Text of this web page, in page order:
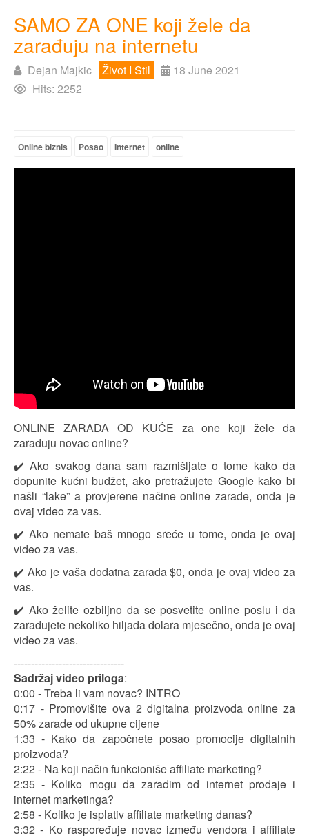
SAMO ZA ONE koji žele da
zarađuju na internetu
Dejan Majkic Život I Stil
18 June 2021
Hits: 2252
Online biznis Posao Internet online
ONLINE ZARADA OD KUĆE za one koji žele da
zarađuju novac online?
✔️ Ako svakog dana sam razmišljate o tome kako da
dopunite kućni budžet, ako pretražujete Google kako bi
našli “lake” a provjerene načine online zarade, onda je
ovaj video za vas.
✔️ Ako nemate baš mnogo sreće u tome, onda je ovaj
video za vas.
✔️ Ako je vaša dodatna zarada $0, onda je ovaj video za
vas.
✔️ Ako želite ozbiljno da se posvetite online poslu i da
zarađujete nekoliko hiljada dolara mjesečno, onda je ovaj
video za vas.
--------------------------------
Sadržaj video priloga:
0:00 - Treba li vam novac? INTRO
0:17 - Promovišite ova 2 digitalna proizvoda online za
50% zarade od ukupne cijene
1:33 - Kako da započnete posao promocije digitalnih
proizvoda?
2:22 - Na koji način funkcioniše affiliate marketing?
2:35 - Koliko mogu da zaradim od internet prodaje i
internet marketinga?
2:58 - Koliko je isplativ affiliate marketing danas?
3:32 - Ko raspoređuje novac između vendora i affiliate